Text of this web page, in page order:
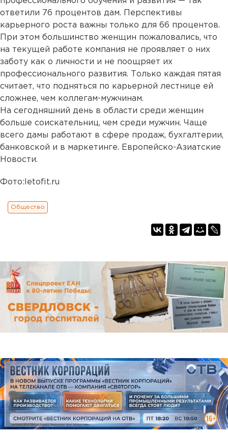
ответили 76 процентов дам. Перспективы
карьерного роста важны только для 66 процентов.
При этом большинство женщин пожаловались, что
на текущей работе компания не проявляет о них
заботу как о личности и не поощряет их
профессионального развития. Только каждая пятая
считает, что подняться по карьерной лестнице ей
сложнее, чем коллегам-мужчинам.
На сегодняшний день в области среди женщин
больше соискательниц, чем среди мужчин. Чаще
всего дамы работают в сфере продаж, бухгалтерии,
банковской и в маркетинге. Европейско-Азиатские
Новости.
Фото:letofit.ru
Общество